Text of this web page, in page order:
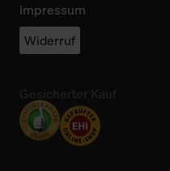
Impressum
Widerruf